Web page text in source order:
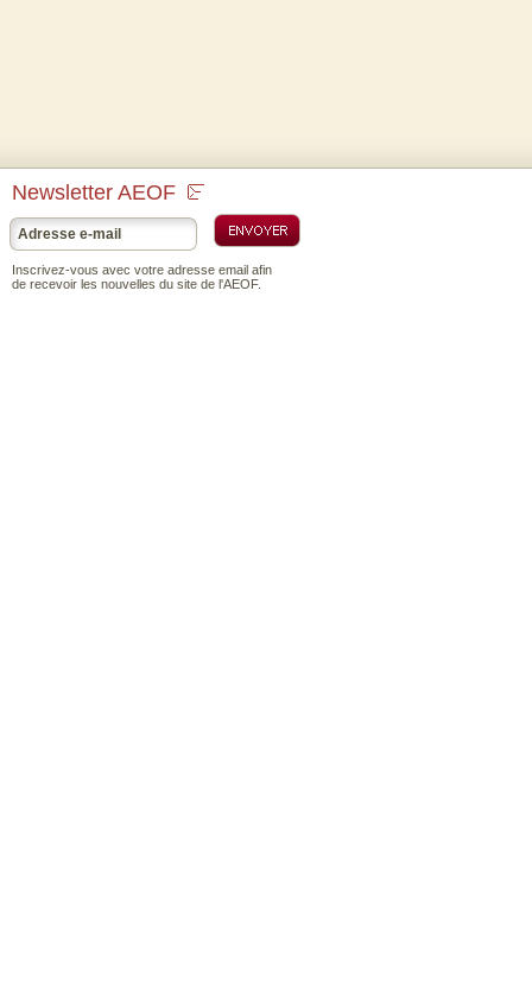
Newsletter AEOF
Inscrivez-vous avec votre adresse email afin
de recevoir les nouvelles du site de l'AEOF.